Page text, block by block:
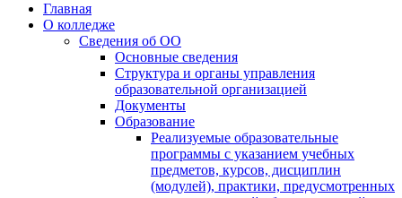
Главная
О колледже
Сведения об ОО
Основные сведения
Структура и органы управления
образовательной организацией
Документы
Образование
Реализуемые образовательные
программы с указанием учебных
предметов, курсов, дисциплин
(модулей), практики, предусмотренных